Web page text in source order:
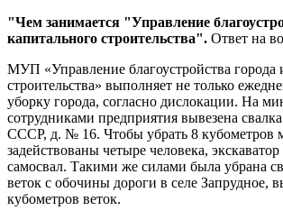
"Чем занимается "Управление
капитального строительства". Ответ на
МУП «Управление благоустройства города
строительства» выполняет не только
уборку города, согласно дислокации. На
сотрудниками предприятия вывезена
СССР, д. № 16. Чтобы убрать 8 кубометров
задействованы четыре человека,
самосвал. Такими же силами была убрана
веток с обочины дороги в селе Запрудное,
кубометров веток.